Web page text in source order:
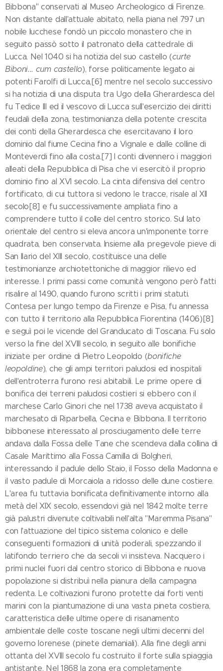
Bibbona" conservati al Museo Archeologico di Firenze.
Non distante dall'attuale abitato, nella piana nel 797 un
nobile lucchese fondò un piccolo monastero che in
seguito passò sotto il patronato della cattedrale di
Lucca. Nel 1040 si ha notizia del suo castello (curte
Biboni... cum castello), forse politicamente legato ai
potenti Farolfi di Lucca,[6] mentre nel secolo successivo
si ha notizia di una disputa tra Ugo della Gherardesca del
fu Tedice III ed il vescovo di Lucca sull'esercizio dei diritti
feudali della zona, testimonianza della potente crescita
dei conti della Gherardesca che esercitavano il loro
dominio dal fiume Cecina fino a Vignale e dalle colline di
Monteverdi fino alla costa.[7] I conti divennero i maggiori
alleati della Repubblica di Pisa che vi esercitò il proprio
dominio fino al XVI secolo. La cinta difensiva del centro
fortificato, di cui tuttora si vedono le tracce, risale al XII
secolo[8] e fu successivamente ampliata fino a
comprendere tutto il colle del centro storico. Sul lato
orientale del centro si eleva ancora un'imponente torre
quadrata, ben conservata. Insieme alla pregevole pieve di
San Ilario del XIII secolo, costituisce una delle
testimonianze archiotettoniche di maggior rilievo ed
interesse. I primi passi come comunità vengono però fatti
risalire al 1490, quando furono scritti i primi statuti.
Contesa per lungo tempo da Firenze e Pisa, fu annessa
con tutto il territorio alla Repubblica Fiorentina (1406)[8]
e seguì poi le vicende del Granducato di Toscana. Fu solo
verso la fine del XVIII secolo, in seguito alle bonifiche
iniziate per ordine di Pietro Leopoldo (bonifiche
leopoldine), che gli ampi territori paludosi ed inospitali
dell'entroterra furono resi abitabili. Le prime opere di
bonifica dei terreni paludosi costieri si ebbero con il
marchese Carlo Ginori che nel 1738 aveva acquistato il
marchesato di Riparbella, Cecina e Bibbona. Il territorio
bibbonese interessato al prosciugamento delle terre
andava dalla Fossa delle Tane che scendeva dalla collina di
Casale Marittimo alla Fossa Camilla di Bolgheri,
interessando il padule dello Staio, il Fosso della Madonna e
il vasto padule di Morcaiola a ridosso delle dune costiere.
L'area fu tuttavia bonificata definitivamente intorno alla
metà del XIX secolo, essendovi già nel 1842 molte terre
già palustri divenute coltivabili nell'alta "Maremma Pisana"
con l'attuazione del tipico sistema colonico e delle
conseguenti formazioni di unità poderali, spezzando il
latifondo terriero che da secoli vi insisteva. Nacquero i
primi nuclei fuori dal centro storico di Bibbona e nuova
popolazione si distribuì nella pianura della campagna
redenta. Le coltivazioni furono protette dai forti venti
marini con la piantumazione di una vasta pineta costiera,
caratteristica delle ultime opere di risanamento
ambientale delle coste toscane negli ultimi decenni del
governo lorenese (pinete demaniali). Alla fine degli anni
ottanta del XVIII secolo fu costruito il forte sulla spiaggia
antistante. Nel 1868 la zona era completamente